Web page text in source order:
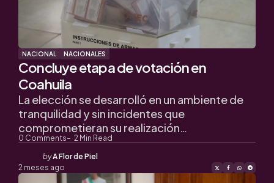
NACIONAL NACIONALES
Concluye etapa de votación en
Coahuila
0 Comments 2 Min Read
La elección se desarrolló en un ambiente de
tranquilidad y sin incidentes que
comprometieran su realización…
Posted
by
byA Flor de Piel
2 meses ago